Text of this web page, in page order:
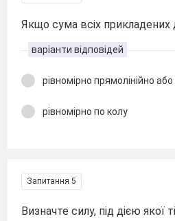
Якщо сума всіх прикладених
варіанти відповідей
рівномірно прямолінійно
рівномірно по колу
Запитання 5
Визначте силу, під дією